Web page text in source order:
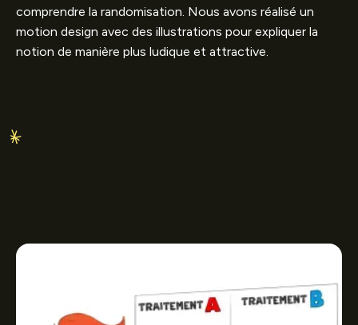
comprendre la randomisation. Nous avons réalisé un
motion design avec des illustrations pour expliquer la
notion de manière plus ludique et attractive.